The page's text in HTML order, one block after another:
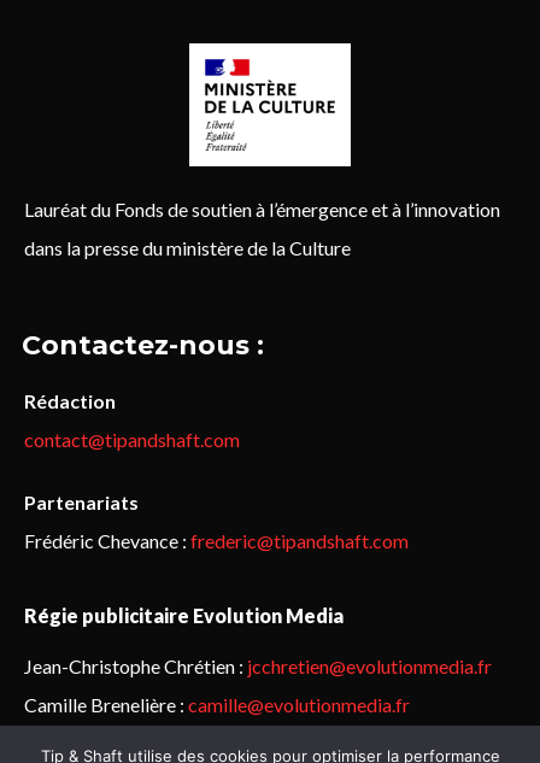
Lauréat du Fonds de soutien à l’émergence et à l’innovation
dans la presse du ministère de la Culture
Contactez-nous :
Rédaction
contact@tipandshaft.com
Partenariats
Frédéric Chevance : frederic@tipandshaft.com
Régie publicitaire Evolution Media
Jean-Christophe Chrétien : jcchretien@evolutionmedia.fr
Camille Brenelière : camille@evolutionmedia.fr
Tip & Shaft utilise des cookies pour optimiser la performance